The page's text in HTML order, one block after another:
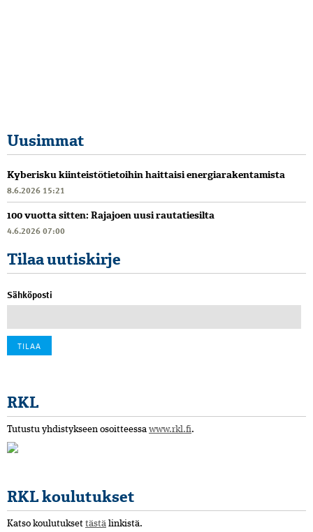
Uusimmat
Kyberisku kiinteistötietoihin haittaisi energiarakentamista
8.6.2026 15:21
100 vuotta sitten: Rajajoen uusi rautatiesilta
4.6.2026 07:00
Tilaa uutiskirje
Sähköposti
RKL
Tutustu yhdistykseen osoitteessa www.rkl.fi.
RKL koulutukset
Katso koulutukset tästä linkistä.